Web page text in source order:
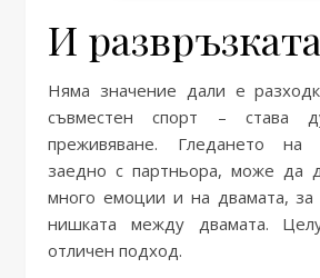
И
Няма значение дали е
съвместен спорт – става
преживяване. Гледането
заедно с партньора, може да
много емоции и на двамата, за
нишката между двамата.
отличен подход.